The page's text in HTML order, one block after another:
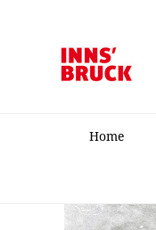
Home